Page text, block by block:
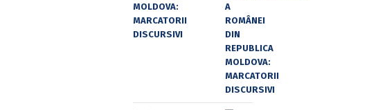
MOLDOVA:
MARCATORII
DISCURSIVI